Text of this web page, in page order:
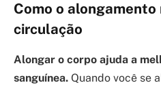
Como o alongamento
circulação
Alongar o corpo ajuda a
sanguínea. Quando você se